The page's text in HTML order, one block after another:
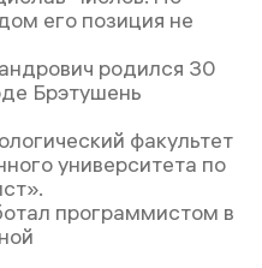
его позиция не
родился 30
Брэтушень
факультет
университета по
программистом в